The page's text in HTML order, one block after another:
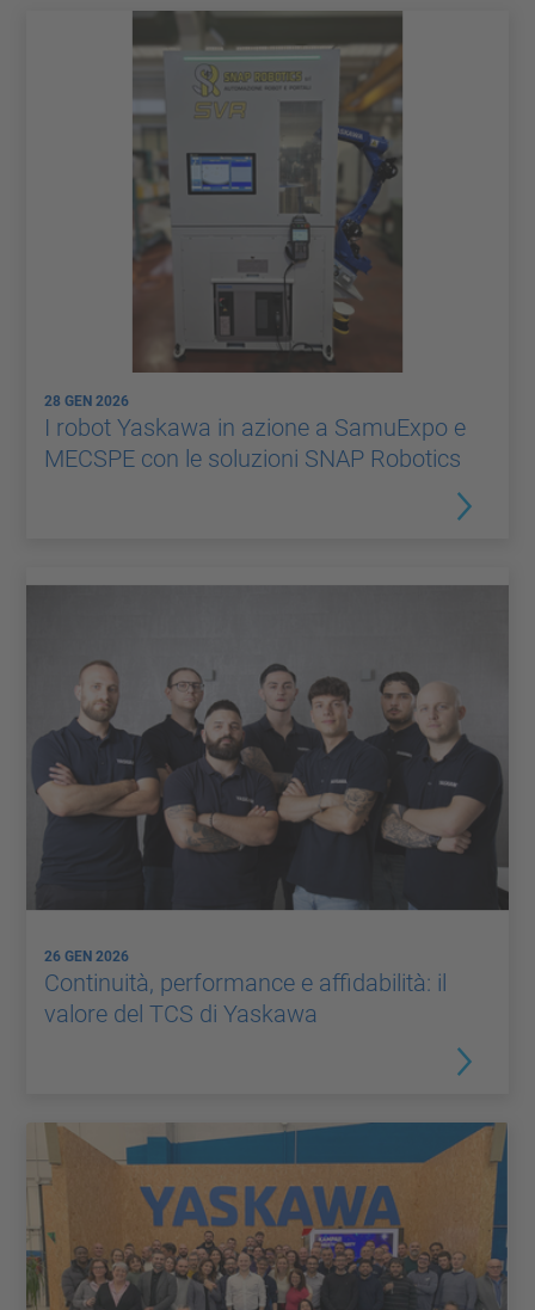
28 GEN 2026
I robot Yaskawa in azione a SamuExpo e
MECSPE con le soluzioni SNAP Robotics
26 GEN 2026
Continuità, performance e affidabilità: il
valore del TCS di Yaskawa